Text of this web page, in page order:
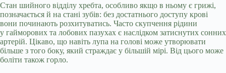
Стан шийного відділу хребта, особливо якщо в ньому є грижі,
позначається й на стані зубів: без достатнього доступу крові
вони починають розхитуватись. Часто скупчення рідини
у гайморових та лобових пазухах є наслідком затиснутих сонних
артерій. Цікаво, що навіть лупа на голові може утворювати
більше з того боку, який страждає у більшій мірі. Від цього може
боліти також горло.